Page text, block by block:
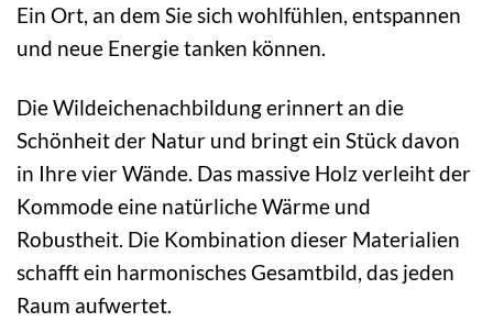
Ein Ort, an dem Sie sich wohlfühlen, entspannen
und neue Energie tanken können.
Die Wildeichenachbildung erinnert an die
Schönheit der Natur und bringt ein Stück davon
in Ihre vier Wände. Das massive Holz verleiht der
Kommode eine natürliche Wärme und
Robustheit. Die Kombination dieser Materialien
schafft ein harmonisches Gesamtbild, das jeden
Raum aufwertet.